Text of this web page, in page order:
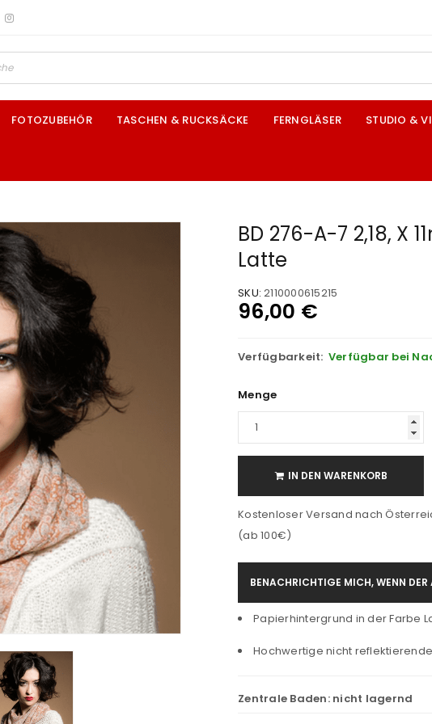
FOTOZUBEHÖR TASCHEN & RUCKSÄCKE FERNGLÄSER STUDIO &
BD 276-A-7 2,18, X
Latte
SKU: 2110000615215
96,00 €
Verfügbarkeit: Verfügbar bei
Menge
IN DEN WARENKORB
Kostenloser Versand nach
(ab 100€)
BENACHRICHTIGE MICH, WENN DER
Papierhintergrund in der Farbe
Hochwertige nicht
Zentrale Baden: nicht lagernd